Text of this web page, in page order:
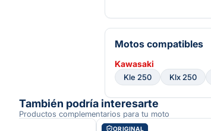
Motos compatibles
Kawasaki
Kle 250 Klx 250
También podría interesarte
Productos complementarios para tu moto
ORIGINAL